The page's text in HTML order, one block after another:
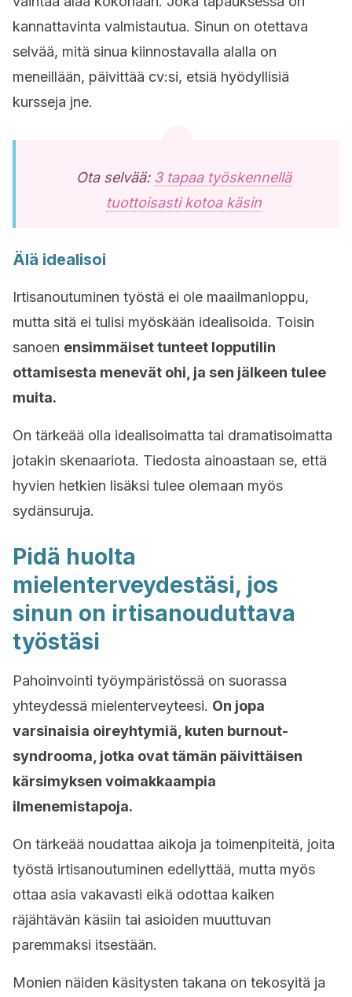
kannattavinta valmistautua. Sinun on otettava
selvää, mitä sinua kiinnostavalla alalla on
meneillään, päivittää cv:si, etsiä hyödyllisiä
kursseja jne.
Ota selvää: 3 tapaa työskennellä
tuottoisasti kotoa käsin
Älä idealisoi
Irtisanoutuminen työstä ei ole maailmanloppu,
mutta sitä ei tulisi myöskään idealisoida. Toisin
sanoen ensimmäiset tunteet lopputilin
ottamisesta menevät ohi, ja sen jälkeen tulee
muita.
On tärkeää olla idealisoimatta tai dramatisoimatta
jotakin skenaariota. Tiedosta ainoastaan se, että
hyvien hetkien lisäksi tulee olemaan myös
sydänsuruja.
Pidä huolta
mielenterveydestäsi, jos
sinun on irtisanouduttava
työstäsi
Pahoinvointi työympäristössä on suorassa
yhteydessä mielenterveyteesi. On jopa
varsinaisia oireyhtymiä, kuten burnout-
syndrooma, jotka ovat tämän päivittäisen
kärsimyksen voimakkaampia
ilmenemistapoja.
On tärkeää noudattaa aikoja ja toimenpiteitä, joita
työstä irtisanoutuminen edellyttää, mutta myös
ottaa asia vakavasti eikä odottaa kaiken
räjähtävän käsiin tai asioiden muuttuvan
paremmaksi itsestään.
Monien näiden käsitysten takana on tekosyitä ja